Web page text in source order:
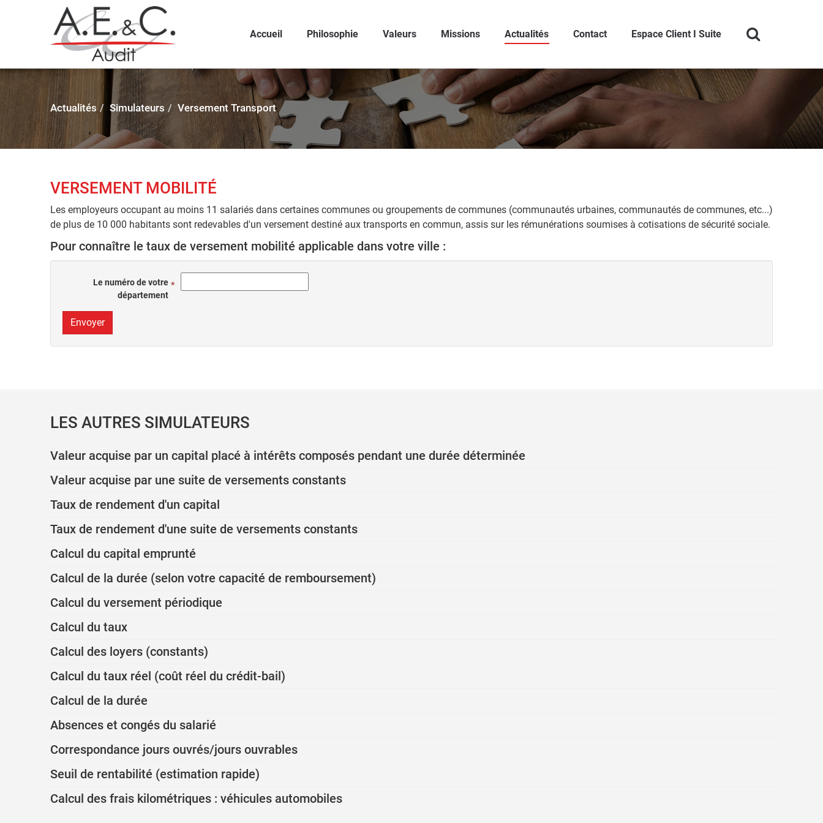
Accueil Philosophie Valeurs Missions Actualités Contact Espace Client I Suite
Actualités Simulateurs Versement Transport
VERSEMENT MOBILITÉ
Les employeurs occupant au moins 11 salariés dans certaines communes ou groupements de communes (communautés urbaines, communautés de communes, etc...)
de plus de 10 000 habitants sont redevables d'un versement destiné aux transports en commun, assis sur les rémunérations soumises à cotisations de sécurité sociale.
Pour connaître le taux de versement mobilité applicable dans votre ville :
Le numéro de votre
département
Envoyer
LES AUTRES SIMULATEURS
Valeur acquise par un capital placé à intérêts composés pendant une durée déterminée
Valeur acquise par une suite de versements constants
Taux de rendement d'un capital
Taux de rendement d'une suite de versements constants
Calcul du capital emprunté
Calcul de la durée (selon votre capacité de remboursement)
Calcul du versement périodique
Calcul du taux
Calcul des loyers (constants)
Calcul du taux réel (coût réel du crédit-bail)
Calcul de la durée
Absences et congés du salarié
Correspondance jours ouvrés/jours ouvrables
Seuil de rentabilité (estimation rapide)
Calcul des frais kilométriques : véhicules automobiles